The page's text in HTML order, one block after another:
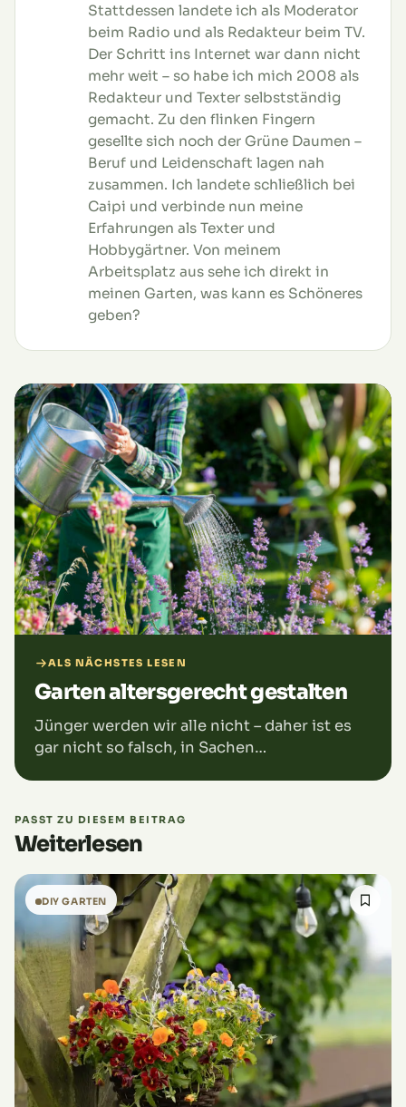
Stattdessen landete ich als Moderator
beim Radio und als Redakteur beim TV.
Der Schritt ins Internet war dann nicht
mehr weit – so habe ich mich 2008 als
Redakteur und Texter selbstständig
gemacht. Zu den flinken Fingern
gesellte sich noch der Grüne Daumen –
Beruf und Leidenschaft lagen nah
zusammen. Ich landete schließlich bei
Caipi und verbinde nun meine
Erfahrungen als Texter und
Hobbygärtner. Von meinem
Arbeitsplatz aus sehe ich direkt in
meinen Garten, was kann es Schöneres
geben?
ALS NÄCHSTES LESEN
Garten altersgerecht gestalten
Jünger werden wir alle nicht – daher ist es
gar nicht so falsch, in Sachen
PASST ZU DIESEM BEITRAG
Weiterlesen
DIY GARTEN